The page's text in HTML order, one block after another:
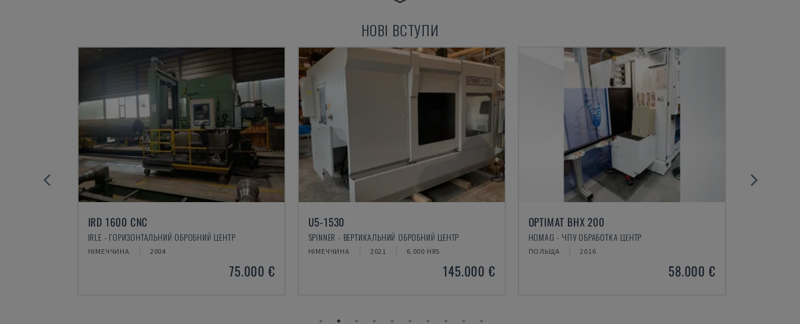
НОВІ ВСТУПИ
U5-1530
SPINNER - ВЕРТИКАЛЬНИЙ ОБРОБНИЙ ЦЕНТР
НІМЕЧЧИНА 2021
145.000 €
OPTIMAT BHX 200
HOMAG - ЧПУ ОБРАБОТКА ЦЕНТР
ПОЛЬЩА 2016
58.000 €
FORMAT 5-200
ЧЕХІЯ 2002
30.000 €